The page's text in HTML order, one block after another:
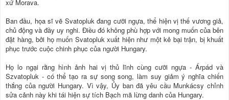
xứ Morava.
Ban đầu, họa sĩ vẽ Svatopluk đang cưỡi ngựa, thể hiện vị thế vương giả,
chủ động và đầy uy nghi. Điều đó không phù hợp với mong muốn của bên
đặt hàng, bởi họ muốn Svatopluk xuất hiện như một kẻ bại trận, bị khuất
phục trước cuộc chinh phục của người Hungary.
Họ lo ngại rằng hình ảnh hai vị thủ lĩnh cùng cưỡi ngựa - Árpád và
Szvatopluk - có thể tạo ra sự song song, làm suy giảm ý nghĩa chiến
thắng của người Hungary. Vì vậy, Ủy ban đã yêu cầu Munkácsy chỉnh
sửa cảnh này khi tái hiện sự tích Bạch mã lừng danh của Hungary.